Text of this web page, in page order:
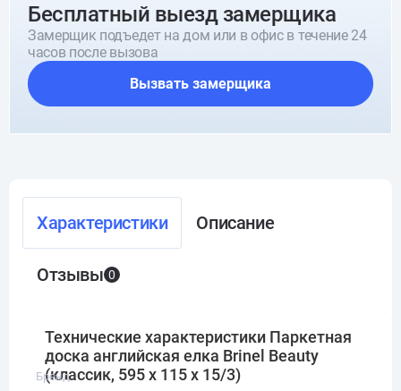
Бесплатный выезд замерщика
Замерщик подъедет на дом или в офис в течение 24
часов после вызова
Вызвать замерщика
Характеристики Описание
Отзывы 0
Технические характеристики Паркетная
доска английская елка Brinel Beauty
(классик, 595 х 115 х 15/3)
Бренд